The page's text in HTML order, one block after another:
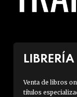
LIBRERÍA
Venta de libros
títulos